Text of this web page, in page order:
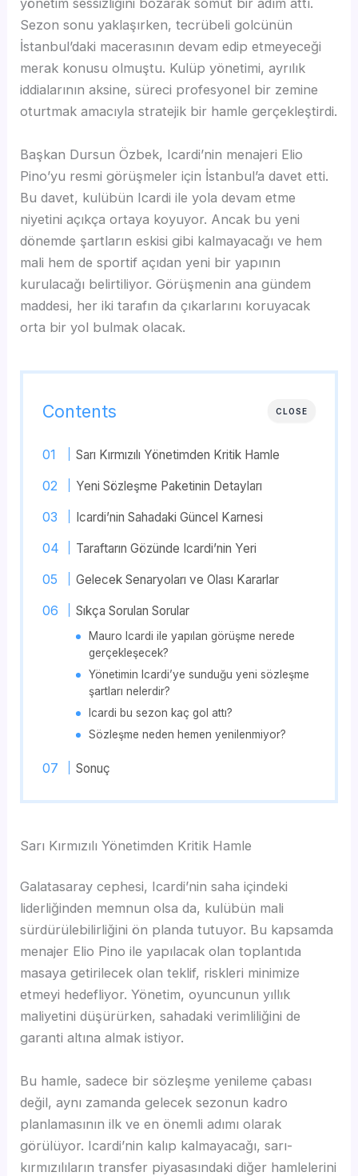
yönetim sessizliğini bozarak somut bir adım attı.
Sezon sonu yaklaşırken, tecrübeli golcünün
İstanbul’daki macerasının devam edip etmeyeceği
merak konusu olmuştu. Kulüp yönetimi, ayrılık
iddialarının aksine, süreci profesyonel bir zemine
oturtmak amacıyla stratejik bir hamle gerçekleştirdi.
Başkan Dursun Özbek, Icardi’nin menajeri Elio
Pino’yu resmi görüşmeler için İstanbul’a davet etti.
Bu davet, kulübün Icardi ile yola devam etme
niyetini açıkça ortaya koyuyor. Ancak bu yeni
dönemde şartların eskisi gibi kalmayacağı ve hem
mali hem de sportif açıdan yeni bir yapının
kurulacağı belirtiliyor. Görüşmenin ana gündem
maddesi, her iki tarafın da çıkarlarını koruyacak
orta bir yol bulmak olacak.
CLOSE
Contents
Sarı Kırmızılı Yönetimden Kritik Hamle
Yeni Sözleşme Paketinin Detayları
Icardi’nin Sahadaki Güncel Karnesi
Taraftarın Gözünde Icardi’nin Yeri
Gelecek Senaryoları ve Olası Kararlar
Sıkça Sorulan Sorular
Mauro Icardi ile yapılan görüşme nerede
gerçekleşecek?
Yönetimin Icardi’ye sunduğu yeni sözleşme
şartları nelerdir?
Icardi bu sezon kaç gol attı?
Sözleşme neden hemen yenilenmiyor?
Sonuç
Sarı Kırmızılı Yönetimden Kritik Hamle
Galatasaray cephesi, Icardi’nin saha içindeki
liderliğinden memnun olsa da, kulübün mali
sürdürülebilirliğini ön planda tutuyor. Bu kapsamda
menajer Elio Pino ile yapılacak olan toplantıda
masaya getirilecek olan teklif, riskleri minimize
etmeyi hedefliyor. Yönetim, oyuncunun yıllık
maliyetini düşürürken, sahadaki verimliliğini de
garanti altına almak istiyor.
Bu hamle, sadece bir sözleşme yenileme çabası
değil, aynı zamanda gelecek sezonun kadro
planlamasının ilk ve en önemli adımı olarak
görülüyor. Icardi’nin kalıp kalmayacağı, sarı-
kırmızılıların transfer piyasasındaki diğer hamlelerini